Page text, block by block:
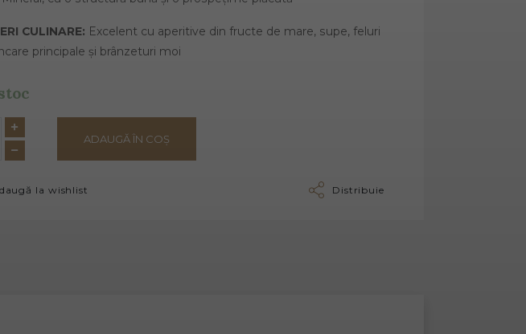
CULINARE: Excelent cu aperitive din fructe de mare, supe, feluri
principale și brânzeturi moi
ADAUGĂ ÎN COȘ
la wishlist Distribuie